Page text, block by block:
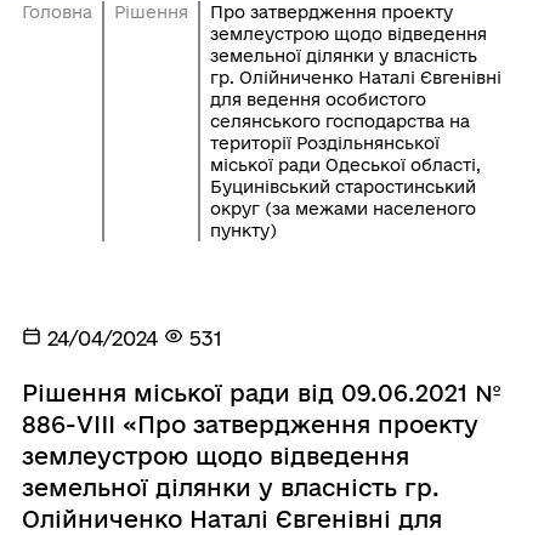
Головна Рішення
Про затвердження проекту
землеустрою щодо відведення
земельної ділянки у власність
гр. Олійниченко Наталі Євгенівні
для ведення особистого
селянського господарства на
території Роздільнянської
міської ради Одеської області,
Буцинівський старостинський
округ (за межами населеного
пункту)
24/04/2024 531
Рішення міської ради від 09.06.2021 №
886-VIII «Про затвердження проекту
землеустрою щодо відведення
земельної ділянки у власність гр.
Олійниченко Наталі Євгенівні для